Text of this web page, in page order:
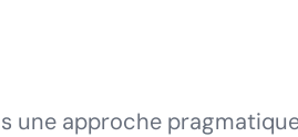
une approche